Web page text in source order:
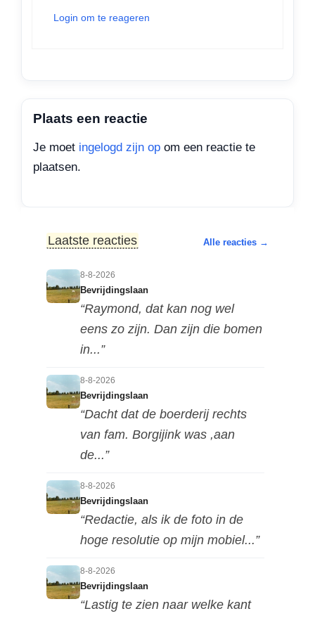
Login om te reageren
Plaats een reactie
Je moet ingelogd zijn op om een reactie te
plaatsen.
Laatste reacties Alle reacties →
8-8-2026
Bevrijdingslaan
“Raymond, dat kan nog wel
eens zo zijn. Dan zijn die bomen
in...”
8-8-2026
Bevrijdingslaan
“Dacht dat de boerderij rechts
van fam. Borgijink was ,aan
de...”
8-8-2026
Bevrijdingslaan
“Redactie, als ik de foto in de
hoge resolutie op mijn mobiel...”
8-8-2026
Bevrijdingslaan
“Lastig te zien naar welke kant